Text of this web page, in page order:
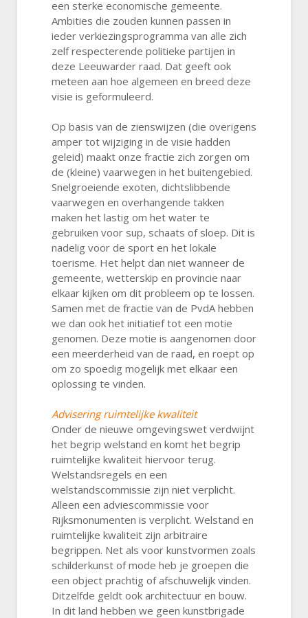
een sterke economische gemeente.
Ambities die zouden kunnen passen in
ieder verkiezingsprogramma van alle zich
zelf respecterende politieke partijen in
deze Leeuwarder raad. Dat geeft ook
meteen aan hoe algemeen en breed deze
visie is geformuleerd.
Op basis van de zienswijzen (die overigens
amper tot wijziging in de visie hadden
geleid) maakt onze fractie zich zorgen om
de (kleine) vaarwegen in het buitengebied.
Snelgroeiende exoten, dichtslibbende
vaarwegen en overhangende takken
maken het lastig om het water te
gebruiken voor sup, schaats of sloep. Dit is
nadelig voor de sport en het lokale
toerisme. Het helpt dan niet wanneer de
gemeente, wetterskip en provincie naar
elkaar kijken om dit probleem op te lossen.
Samen met de fractie van de PvdA hebben
we dan ook het initiatief tot een motie
genomen. Deze motie is aangenomen door
een meerderheid van de raad, en roept op
om zo spoedig mogelijk met elkaar een
oplossing te vinden.
Advisering ruimtelijke kwaliteit
Onder de nieuwe omgevingswet verdwijnt
het begrip welstand en komt het begrip
ruimtelijke kwaliteit hiervoor terug.
Welstandsregels en een
welstandscommissie zijn niet verplicht.
Alleen een adviescommissie voor
Rijksmonumenten is verplicht. Welstand en
ruimtelijke kwaliteit zijn arbitraire
begrippen. Net als voor kunstvormen zoals
schilderkunst of mode heb je groepen die
een object prachtig of afschuwelijk vinden.
Ditzelfde geldt ook architectuur en bouw.
In dit land hebben we geen kunstbrigade